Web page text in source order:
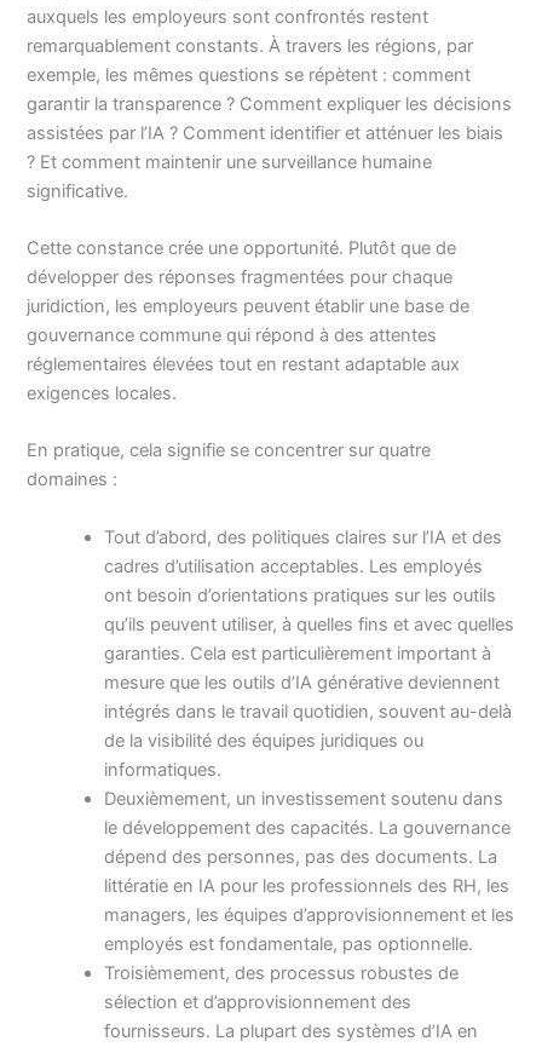
auxquels les employeurs sont confrontés restent
remarquablement constants. À travers les régions, par
exemple, les mêmes questions se répètent : comment
garantir la transparence ? Comment expliquer les décisions
assistées par l’IA ? Comment identifier et atténuer les biais
? Et comment maintenir une surveillance humaine
significative.
Cette constance crée une opportunité. Plutôt que de
développer des réponses fragmentées pour chaque
juridiction, les employeurs peuvent établir une base de
gouvernance commune qui répond à des attentes
réglementaires élevées tout en restant adaptable aux
exigences locales.
En pratique, cela signifie se concentrer sur quatre
domaines :
Tout d’abord, des politiques claires sur l’IA et des
cadres d’utilisation acceptables. Les employés
ont besoin d’orientations pratiques sur les outils
qu’ils peuvent utiliser, à quelles fins et avec quelles
garanties. Cela est particulièrement important à
mesure que les outils d’IA générative deviennent
intégrés dans le travail quotidien, souvent au-delà
de la visibilité des équipes juridiques ou
informatiques.
Deuxièmement, un investissement soutenu dans
le développement des capacités. La gouvernance
dépend des personnes, pas des documents. La
littératie en IA pour les professionnels des RH, les
managers, les équipes d’approvisionnement et les
employés est fondamentale, pas optionnelle.
Troisièmement, des processus robustes de
sélection et d’approvisionnement des
fournisseurs. La plupart des systèmes d’IA en